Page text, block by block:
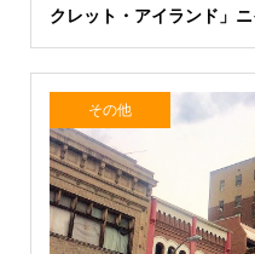
クレット・アイランド」
その他